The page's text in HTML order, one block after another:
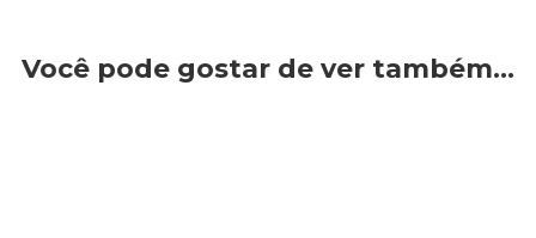
Você pode gostar de ver também…